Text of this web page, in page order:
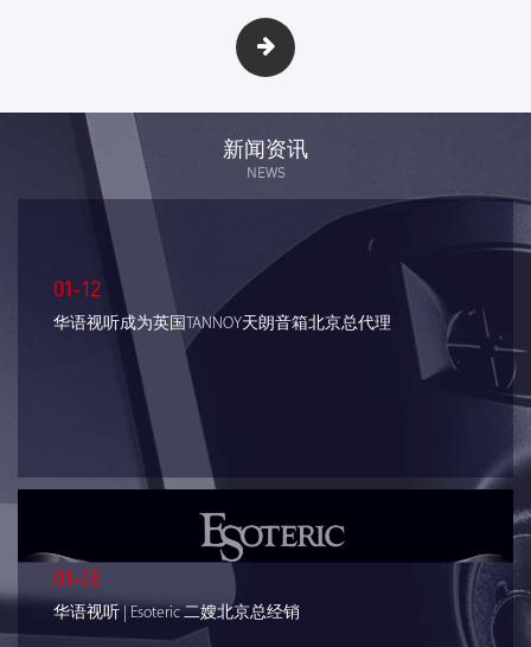
新闻资讯
NEWS
01-12
华语视听成为英国TANNOY天朗音箱北京总代理
01-08
华语视听 | Esoteric 二嫂北京总经销